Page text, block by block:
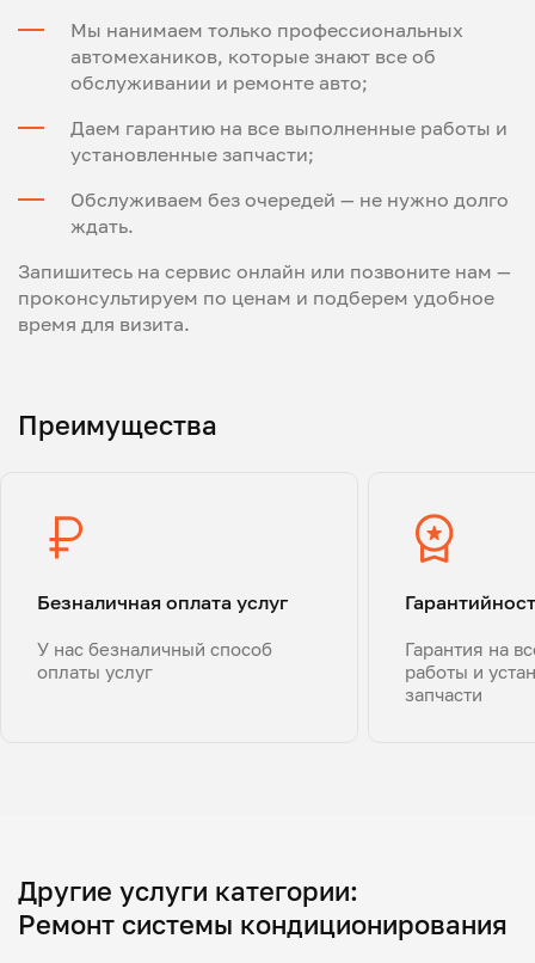
Мы нанимаем только профессиональных
автомехаников, которые знают все об
обслуживании и ремонте авто;
Даем гарантию на все выполненные работы и
установленные запчасти;
Обслуживаем без очередей — не нужно долго
ждать.
Запишитесь на сервис онлайн или позвоните нам —
проконсультируем по ценам и подберем удобное
время для визита.
Преимущества
Безналичная оплата услуг
У нас безналичный способ
оплаты услуг
Гарантия на
работы и
запчасти
Другие услуги категории:
Ремонт системы кондиционирования